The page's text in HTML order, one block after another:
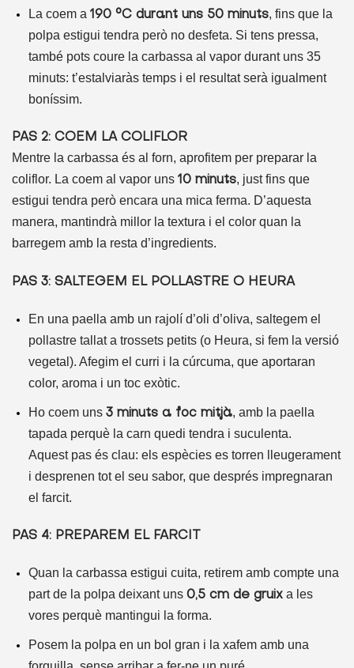
La coem a 190 °C durant uns 50 minuts, fins que la
polpa estigui tendra però no desfeta. Si tens pressa,
també pots coure la carbassa al vapor durant uns 35
minuts: t’estalviaràs temps i el resultat serà igualment
boníssim.
PAS 2: COEM LA COLIFLOR
Mentre la carbassa és al forn, aprofitem per preparar la
coliflor. La coem al vapor uns 10 minuts, just fins que
estigui tendra però encara una mica ferma. D’aquesta
manera, mantindrà millor la textura i el color quan la
barregem amb la resta d’ingredients.
PAS 3: SALTEGEM EL POLLASTRE O HEURA
En una paella amb un rajolí d’oli d’oliva, saltegem el
pollastre tallat a trossets petits (o Heura, si fem la versió
vegetal). Afegim el curri i la cúrcuma, que aportaran
color, aroma i un toc exòtic.
Ho coem uns 3 minuts a foc mitjà, amb la paella
tapada perquè la carn quedi tendra i suculenta.
Aquest pas és clau: els espècies es torren lleugerament
i desprenen tot el seu sabor, que després impregnaran
el farcit.
PAS 4: PREPAREM EL FARCIT
Quan la carbassa estigui cuita, retirem amb compte una
part de la polpa deixant uns 0,5 cm de gruixa les
vores perquè mantingui la forma.
Posem la polpa en un bol gran i la xafem amb una